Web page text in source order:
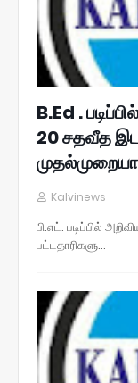
B.Ed .
20 சதவீத
Kalvinews
பி.எட். படிப்பில்
பட்டதாரிகளு…